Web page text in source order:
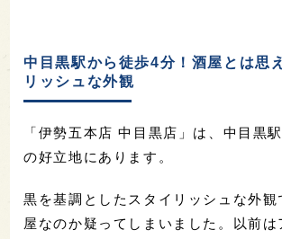
中目黒駅から徒歩4分！酒屋とは思
リッシュな外観
「伊勢五本店 中目黒店」は、中目黒
の好立地にあります。
黒を基調としたスタイリッシュな外観
屋なのか疑ってしまいました。以前は